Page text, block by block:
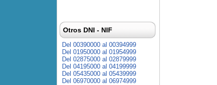
Otros DNI - NIF
Del 00390000 al 00394999
Del 01950000 al 01954999
Del 02875000 al 02879999
Del 04195000 al 04199999
Del 05435000 al 05439999
Del 06970000 al 06974999